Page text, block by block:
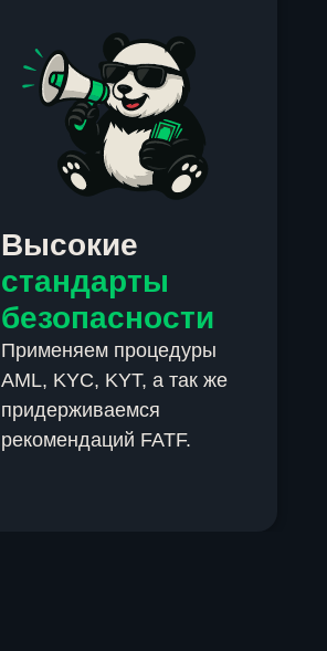
Высокие
стандарты
безопасности
Применяем процедуры
AML, KYC, KYT, а так же
придерживаемся
рекомендаций FATF.